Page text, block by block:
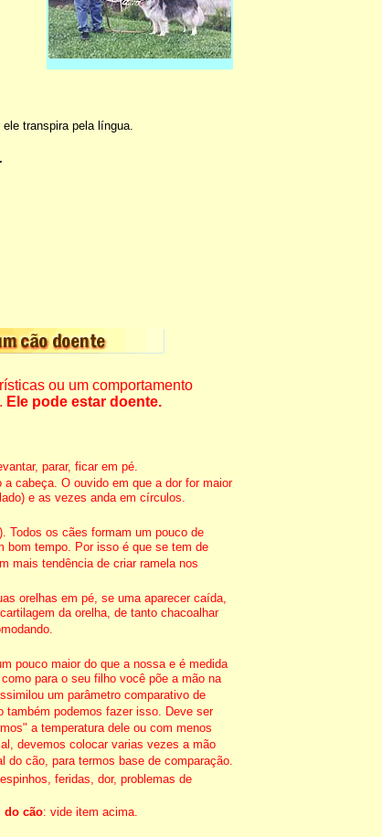
transpira pela língua.
ou um comportamento
Ele pode estar doente.
parar, ficar em pé.
cabeça. O ouvido em que a dor for maior
e as vezes anda em círculos.
Todos os cães formam um pouco de
bom tempo. Por isso é que se tem de
mais tendência de criar ramela nos
orelhas em pé, se uma aparecer caída,
da orelha, de tanto chacoalhar
pouco maior do que a nossa e é medida
para o seu filho você põe a mão na
um parâmetro comparativo de
também podemos fazer isso. Deve ser
a temperatura dele ou com menos
devemos colocar varias vezes a mão
do cão, para termos base de comparação.
feridas, dor, problemas de
do cão: vide item acima.